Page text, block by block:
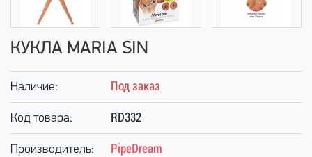
КУКЛА MARIA SIN
Наличие: Под заказ
Код товара: RD332
Производитель: PipeDream